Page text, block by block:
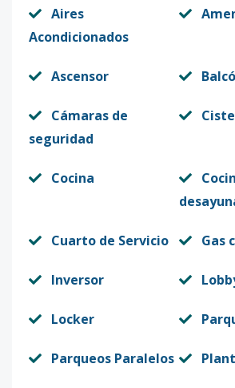
Aires
Acondicionados
Ascensor
Cámaras de
seguridad
Cocina
Cuarto de Servicio Gas
Inversor
Locker
Parqueos Paralelos